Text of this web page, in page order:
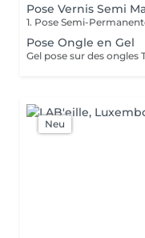
Pose Vernis Semi
Pose Ongle en Gel
Gel pose sur des ongles
Neu